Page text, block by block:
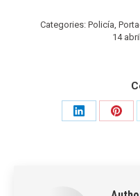
Categories: Policía,
14
Share